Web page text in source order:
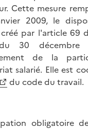
Cette mesure
2009, le
par l'article 69
30 décembre
de la
salarié. Elle est
du code du travail.
obligatoire